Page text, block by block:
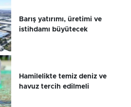
Barış yatırımı, üretimi ve
istihdamı büyütecek
Hamilelikte temiz deniz ve
havuz tercih edilmeli